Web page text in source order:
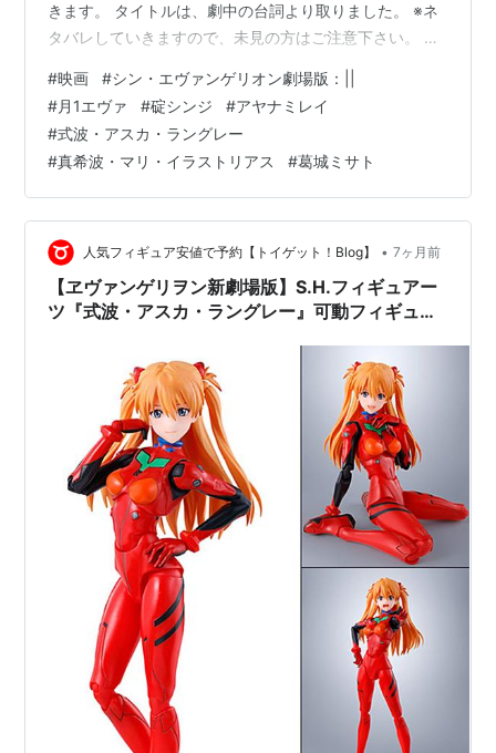
きます。 タイトルは、劇中の台詞より取りました。 ※ネ
タバレしていきますので、未見の方はご注意下さい。 文
監督 鶴巻和哉 中山勝一 前田真宏 声の出演 緒方恵美 林原
めぐみ 宮村優子 坂本真綾 三石琴乃 山口由里子 石田彰 立
木文彦 清川元夢 関智一 岩永哲哉 岩男潤子 長沢美樹 子安
武人 優希比呂 沢城みゆき 大塚明夫 大原さやか 伊瀬茉莉
也 勝杏里 山寺宏一 内山昂輝 神木隆…
#映画 #シン・エヴァンゲリオン劇場版：||
#月1エヴァ #碇シンジ #アヤナミレイ
#式波・アスカ・ラングレー
#真希波・マリ・イラストリアス #葛城ミサト
人気フィギュア安値で予約【トイゲット！Blog】 • 7ヶ月前
【ヱヴァンゲリヲン新劇場版】S.H.フィギュアー
ツ『式波・アスカ・ラングレー』可動フィギュア